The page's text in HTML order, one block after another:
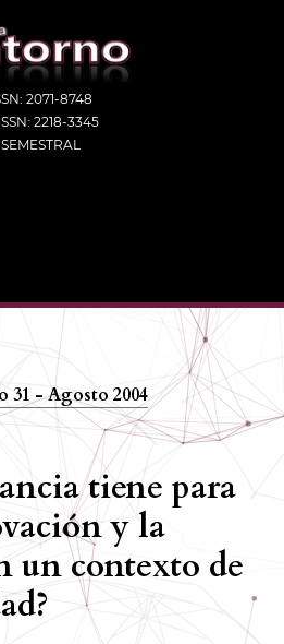
2071-8748
2218-3345
SEMESTRAL
IDIOMA ACTUAL ES:
31 - Agosto 2004
tiene para
y la
un contexto de